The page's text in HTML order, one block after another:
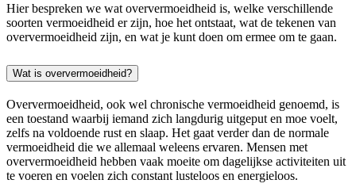
Hier bespreken we wat oververmoeidheid is, welke verschillende
soorten vermoeidheid er zijn, hoe het ontstaat, wat de tekenen van
oververmoeidheid zijn, en wat je kunt doen om ermee om te gaan.
Wat is oververmoeidheid?
Oververmoeidheid, ook wel chronische vermoeidheid genoemd, is
een toestand waarbij iemand zich langdurig uitgeput en moe voelt,
zelfs na voldoende rust en slaap. Het gaat verder dan de normale
vermoeidheid die we allemaal weleens ervaren. Mensen met
oververmoeidheid hebben vaak moeite om dagelijkse activiteiten uit
te voeren en voelen zich constant lusteloos en energieloos.